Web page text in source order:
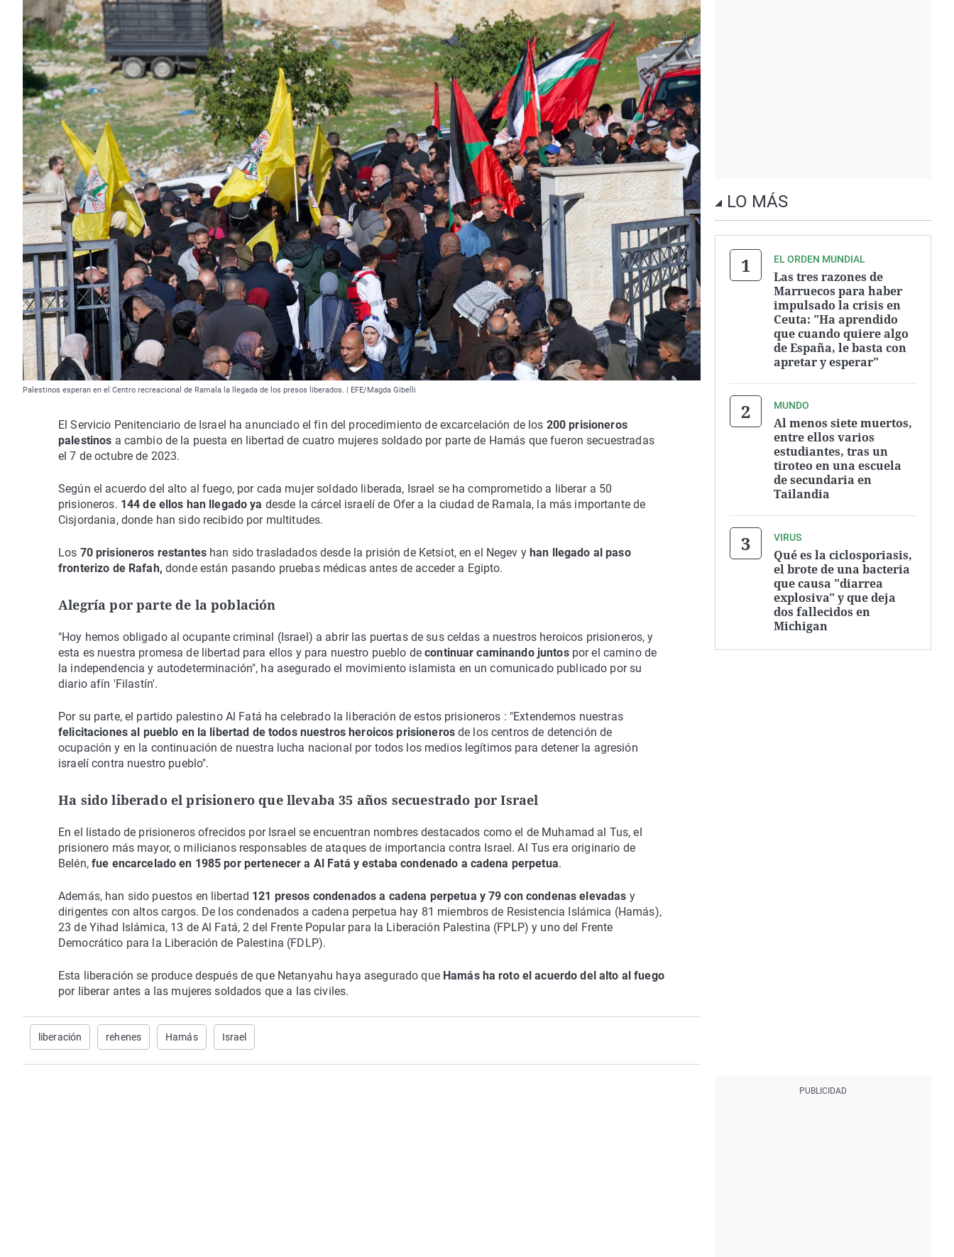
Palestinos esperan en el Centro recreacional de Ramala la llegada de los presos liberados. | EFE/Magda Gibelli
El Servicio Penitenciario de Israel ha anunciado el fin del procedimiento de excarcelación de los 200 prisioneros
palestinos a cambio de la puesta en libertad de cuatro mujeres soldado por parte de Hamás que fueron secuestradas
el 7 de octubre de 2023.
Según el acuerdo del alto al fuego, por cada mujer soldado liberada, Israel se ha comprometido a liberar a 50
prisioneros. 144 de ellos han llegado ya desde la cárcel israelí de Ofer a la ciudad de Ramala, la más importante de
Cisjordania, donde han sido recibido por multitudes.
Los 70 prisioneros restantes han sido trasladados desde la prisión de Ketsiot, en el Negev y han llegado al paso
fronterizo de Rafah, donde están pasando pruebas médicas antes de acceder a Egipto.
Alegría por parte de la población
"Hoy hemos obligado al ocupante criminal (Israel) a abrir las puertas de sus celdas a nuestros heroicos prisioneros, y
esta es nuestra promesa de libertad para ellos y para nuestro pueblo decontinuar caminando juntos por el camino de
la independencia y autodeterminación", ha asegurado el movimiento islamista en un comunicado publicado por su
diario afín 'Filastín'.
Por su parte, el partido palestino Al Fatá ha celebrado la liberación de estos prisioneros : "Extendemos nuestras
felicitaciones al pueblo en la libertad de todos nuestros heroicos prisionerosde los centros de detención de
ocupación y en la continuación de nuestra lucha nacional por todos los medios legítimos para detener la agresión
israelí contra nuestro pueblo".
Ha sido liberado el prisionero que llevaba 35 años secuestrado por Israel
En el listado de prisioneros ofrecidos por Israel se encuentran nombres destacados como el de Muhamad al Tus, el
prisionero más mayor, o milicianos responsables de ataques de importancia contra Israel. Al Tus era originario de
Belén, fue encarcelado en 1985 por pertenecer a Al Fatá y estaba condenado a cadena perpetua.
Además, han sido puestos en libertad 121 presos condenados a cadena perpetua y 79 con condenas elevadas y
dirigentes con altos cargos. De los condenados a cadena perpetua hay 81 miembros de Resistencia Islámica (Hamás),
23 de Yihad Islámica, 13 de Al Fatá, 2 del Frente Popular para la Liberación Palestina (FPLP) y uno del Frente
Democrático para la Liberación de Palestina (FDLP).
Esta liberación se produce después de que Netanyahu haya asegurado que Hamás ha roto el acuerdo del alto al fuego
por liberar antes a las mujeres soldados que a las civiles.
liberación rehenes Hamás Israel
LO MÁS
EL ORDEN MUNDIAL
Las tres razones de
Marruecos para haber
impulsado la crisis en
Ceuta: "Ha aprendido
que cuando quiere algo
de España, le basta con
apretar y esperar"
MUNDO
Al menos siete muertos,
entre ellos varios
estudiantes, tras un
tiroteo en una escuela
de secundaria en
Tailandia
VIRUS
Qué es la ciclosporiasis,
el brote de una bacteria
que causa "diarrea
explosiva" y que deja
dos fallecidos en
Michigan